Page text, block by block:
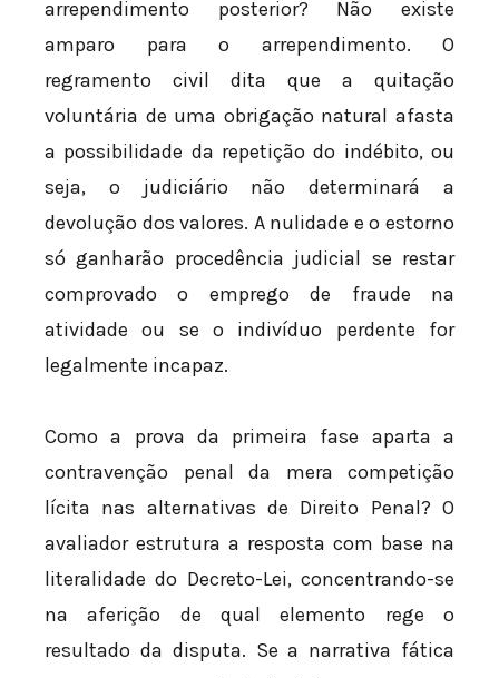
arrependimento posterior? Não existe
amparo para o arrependimento. O
regramento civil dita que a quitação
voluntária de uma obrigação natural afasta
a possibilidade da repetição do indébito, ou
seja, o judiciário não determinará a
devolução dos valores. A nulidade e o estorno
só ganharão procedência judicial se restar
comprovado o emprego de fraude na
atividade ou se o indivíduo perdente for
legalmente incapaz.
Como a prova da primeira fase aparta a
contravenção penal da mera competição
lícita nas alternativas de Direito Penal? O
avaliador estrutura a resposta com base na
literalidade do Decreto-Lei, concentrando-se
na aferição de qual elemento rege o
resultado da disputa. Se a narrativa fática